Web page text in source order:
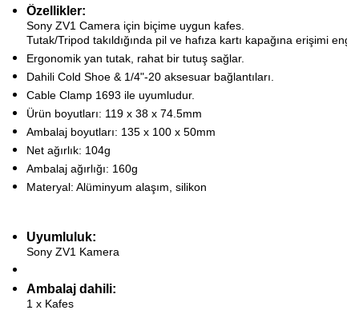
Özellikler:
Sony ZV1 Camera için biçime uygun kafes.
Tutak/Tripod takıldığında pil ve hafıza kartı kapağına erişimi
Ergonomik yan tutak, rahat bir tutuş sağlar.
Dahili Cold Shoe & 1/4"-20 aksesuar bağlantıları.
Cable Clamp 1693 ile uyumludur.
Ürün boyutları: 119 x 38 x 74.5mm
Ambalaj boyutları: 135 x 100 x 50mm
Net ağırlık: 104g
Ambalaj ağırlığı: 160g
Materyal: Alüminyum alaşım, silikon
Uyumluluk:
Sony ZV1 Kamera
Ambalaj dahili:
1 x Kafes